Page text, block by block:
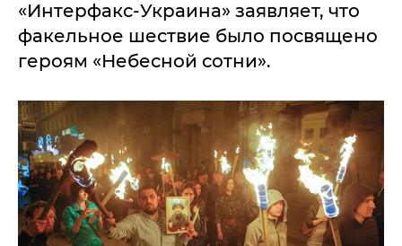
«Интерфакс-Украина» заявляет, что
факельное шествие было посвящено
героям «Небесной сотни».